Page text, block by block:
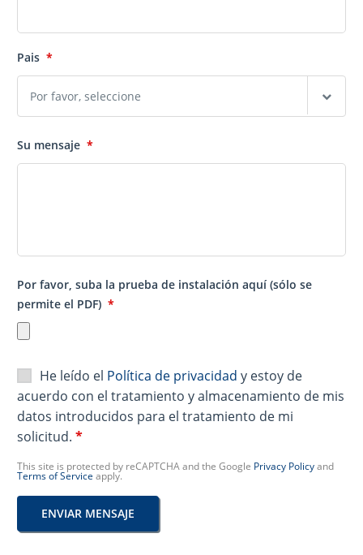
Pais *
Su mensaje *
Por favor, suba la prueba de instalación aquí (sólo se
permite el PDF) *
He leído el Política de privacidad y estoy de
acuerdo con el tratamiento y almacenamiento de mis
datos introducidos para el tratamiento de mi
solicitud. *
This site is protected by reCAPTCHA and the Google Privacy Policyand
Terms of Service apply.
ENVIAR MENSAJE